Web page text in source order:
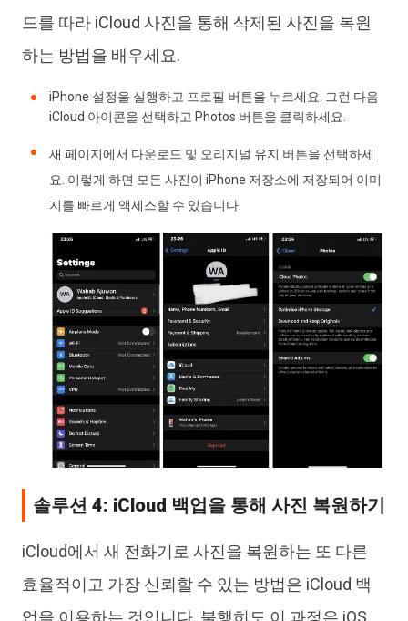
드를 따라 iCloud 사진을 통해 삭제된 사진을 복원
하는 방법을 배우세요.
iPhone 설정을 실행하고 프로필 버튼을 누르세요. 그런 다음
iCloud 아이콘을 선택하고 Photos 버튼을 클릭하세요.
새 페이지에서 다운로드 및 오리지널 유지 버튼을 선택하세
요. 이렇게 하면 모든 사진이 iPhone 저장소에 저장되어 이미
지를 빠르게 액세스할 수 있습니다.
솔루션 4: iCloud 백업을 통해 사진 복원하기
iCloud에서 새 전화기로 사진을 복원하는 또 다른
효율적이고 가장 신뢰할 수 있는 방법은 iCloud 백